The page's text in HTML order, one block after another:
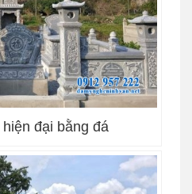
đại bằng đá